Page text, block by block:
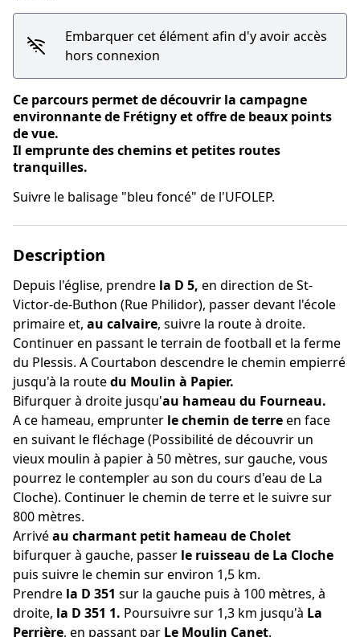
Embarquer cet élément afin d'y avoir accès
hors connexion
Ce parcours permet de découvrir la campagne
environnante de Frétigny et offre de beaux points
de vue.
Il emprunte des chemins et petites routes
tranquilles.
Suivre le balisage "bleu foncé" de l'UFOLEP.
Description
Depuis l'église, prendre la D 5, en direction de St-
Victor-de-Buthon (Rue Philidor), passer devant l'école
primaire et, au calvaire, suivre la route à droite.
Continuer en passant le terrain de football et la ferme
du Plessis. A Courtabon descendre le chemin empierré
jusqu'à la routedu Moulin à Papier.
Bifurquer à droite jusqu'au hameau du Fourneau.
A ce hameau, emprunter le chemin de terreen face
en suivant le fléchage (Possibilité de découvrir un
vieux moulin à papier à 50 mètres, sur gauche, vous
pourrez le contempler au son du cours d'eau de La
Cloche). Continuer le chemin de terre et le suivre sur
800 mètres.
Arrivéau charmant petit hameau de Cholet
bifurquer à gauche, passer le ruisseau de La Cloche
puis suivre le chemin sur environ 1,5 km.
Prendre la D 351 sur la gauche puis à 100 mètres, à
droite, la D 351 1. Poursuivre sur 1,3 km jusqu'à La
Perrière, en passant par Le Moulin Canet.